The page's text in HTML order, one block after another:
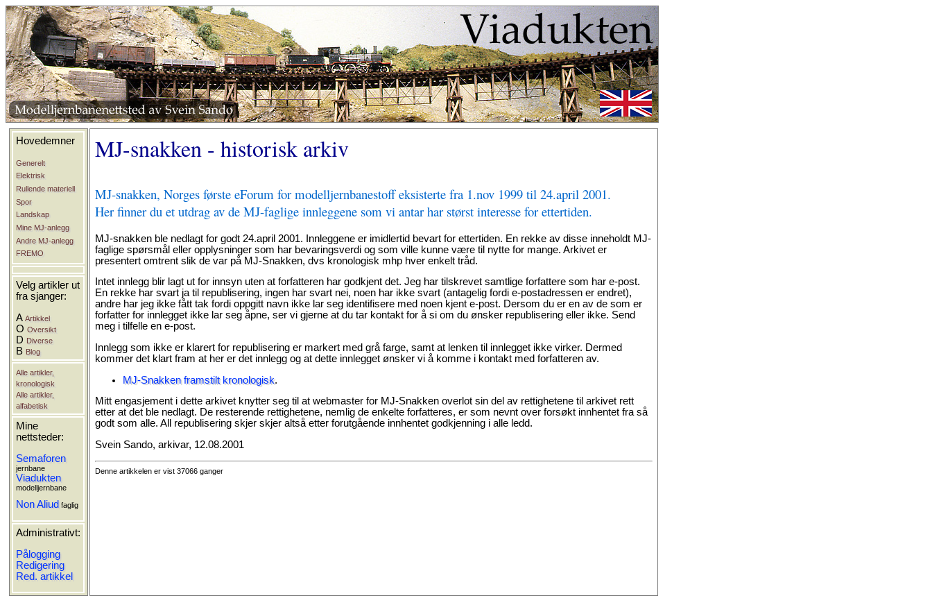
Hovedemner
Generelt
Elektrisk
Rullende materiell
Spor
Landskap
Mine MJ-anlegg
Andre MJ-anlegg
FREMO
Velg artikler ut
fra sjanger:
AArtikkel
OOversikt
D Diverse
B Blog
Alle artikler,
kronologisk
Alle artikler,
alfabetisk
Mine
nettsteder:
Semaforen
jernbane
Viadukten
modelljernbane
Non Aliud faglig
Administrativt:
Pålogging
Redigering
Red. artikkel
MJ-snakken - historisk arkiv
MJ-snakken, Norges første eForum for modelljernbanestoff eksisterte fra 1.nov 1999 til 24.april 2001.
Her finner du et utdrag av de MJ-faglige innleggene som vi antar har størst interesse for ettertiden.
MJ-snakken ble nedlagt for godt 24.april 2001. Innleggene er imidlertid bevart for ettertiden. En rekke av disse inneholdt MJ-
faglige spørsmål eller opplysninger som har bevaringsverdi og som ville kunne være til nytte for mange. Arkivet er
presentert omtrent slik de var på MJ-Snakken, dvs kronologisk mhp hver enkelt tråd.
Intet innlegg blir lagt ut for innsyn uten at forfatteren har godkjent det. Jeg har tilskrevet samtlige forfattere som har e-post.
En rekke har svart ja til republisering, ingen har svart nei, noen har ikke svart (antagelig fordi e-postadressen er endret),
andre har jeg ikke fått tak fordi oppgitt navn ikke lar seg identifisere med noen kjent e-post. Dersom du er en av de som er
forfatter for innlegget ikke lar seg åpne, ser vi gjerne at du tar kontakt for å si om du ønsker republisering eller ikke. Send
meg i tilfelle en e-post.
Innlegg som ikke er klarert for republisering er markert med grå farge, samt at lenken til innlegget ikke virker. Dermed
kommer det klart fram at her er det innlegg og at dette innlegget ønsker vi å komme i kontakt med forfatteren av.
MJ-Snakken framstilt kronologisk.
Mitt engasjement i dette arkivet knytter seg til at webmaster for MJ-Snakken overlot sin del av rettighetene til arkivet rett
etter at det ble nedlagt. De resterende rettighetene, nemlig de enkelte forfatteres, er som nevnt over forsøkt innhentet fra så
godt som alle. All republisering skjer skjer altså etter forutgående innhentet godkjenning i alle ledd.
Svein Sando, arkivar, 12.08.2001
Denne artikkelen er vist 37066 ganger